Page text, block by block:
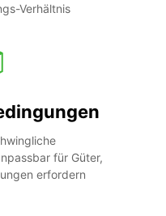
Verhältnis
für Güter,
erfordern